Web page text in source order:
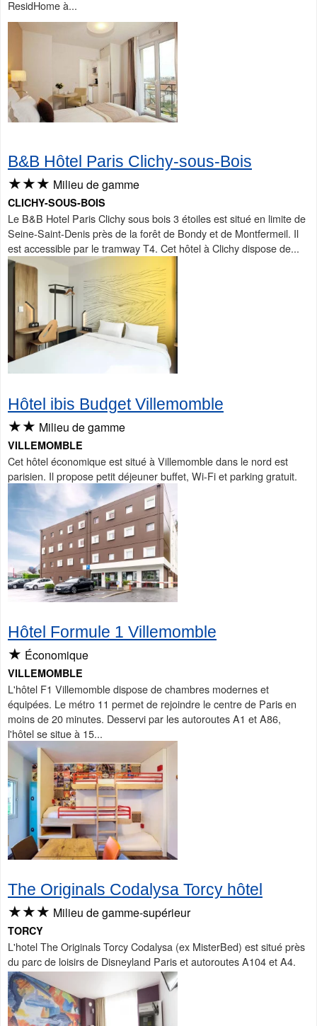
ResidHome à...
B&B Hôtel Paris Clichy-sous-Bois
★★★ Milieu de gamme
CLICHY-SOUS-BOIS
Le B&B Hotel Paris Clichy sous bois 3 étoiles est situé en limite de
Seine-Saint-Denis près de la forêt de Bondy et de Montfermeil. Il
est accessible par le tramway T4. Cet hôtel à Clichy dispose de...
Hôtel ibis Budget Villemomble
★★ Milieu de gamme
VILLEMOMBLE
Cet hôtel économique est situé à Villemomble dans le nord est
parisien. Il propose petit déjeuner buffet, Wi-Fi et parking gratuit.
Hôtel Formule 1 Villemomble
★ Économique
VILLEMOMBLE
L'hôtel F1 Villemomble dispose de chambres modernes et
équipées. Le métro 11 permet de rejoindre le centre de Paris en
moins de 20 minutes. Desservi par les autoroutes A1 et A86,
l'hôtel se situe à 15...
The Originals Codalysa Torcy hôtel
★★★ Milieu de gamme-supérieur
TORCY
L'hotel The Originals Torcy Codalysa (ex MisterBed) est situé près
du parc de loisirs de Disneyland Paris et autoroutes A104 et A4.